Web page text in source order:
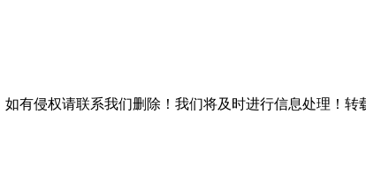
有侵权请联系我们删除！我们将及时进行信息处理！转